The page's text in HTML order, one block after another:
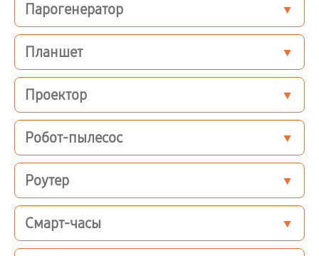
Парогенератор
Планшет
Проектор
Робот-пылесос
Роутер
Смарт-часы